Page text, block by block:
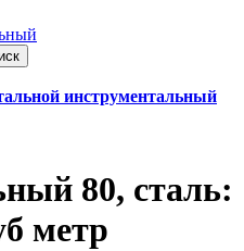
инструментальный
80, сталь:
метр